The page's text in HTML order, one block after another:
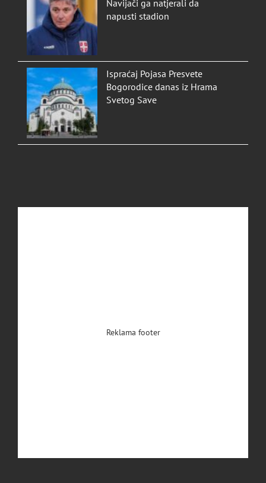
Navijači ga natjerali da
napusti stadion
Ispraćaj Pojasa Presvete
Bogorodice danas iz Hrama
Svetog Save
Reklama footer